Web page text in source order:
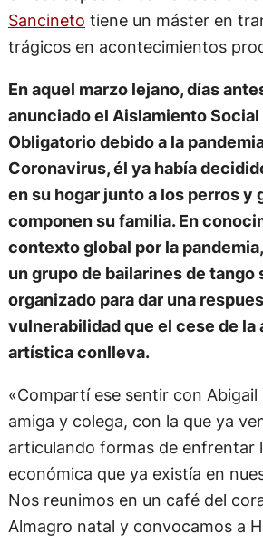
Sancinetotiene un máster en
trágicos en acontecimientos
En aquel marzo lejano, días
anunciado el Aislamiento
Obligatorio debido a la
Coronavirus, él ya había
en su hogar junto a los perros y
componen su familia. En
contexto global por la
un grupo de bailarines de tango
organizado para dar una
vulnerabilidad que el cese de la
artística conlleva.
«Compartí ese sentir con Abigail
amiga y colega, con la que ya
articulando formas de enfrentar
económica que ya existía en
Nos reunimos en un café del
Almagro natal y convocamos a